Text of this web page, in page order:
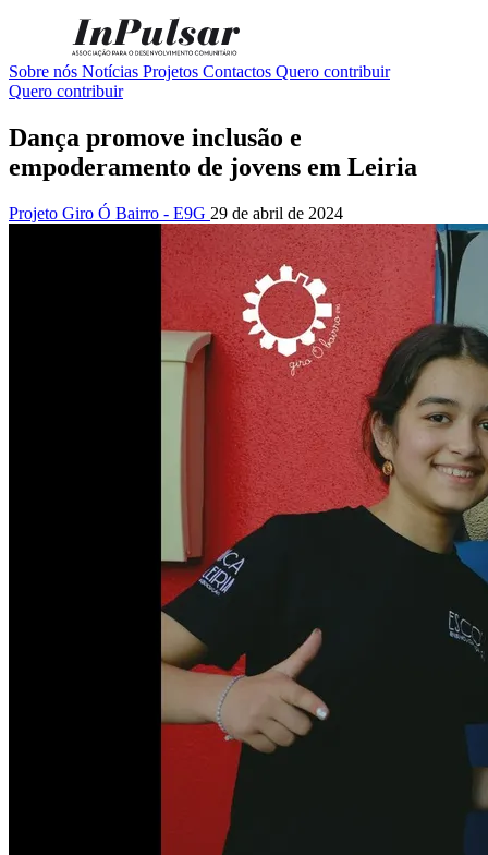
Sobre nós Notícias Projetos Contactos Quero contribuir
Quero contribuir
Dança promove inclusão e
empoderamento de jovens em Leiria
Projeto Giro Ó Bairro - E9G 29 de abril de 2024